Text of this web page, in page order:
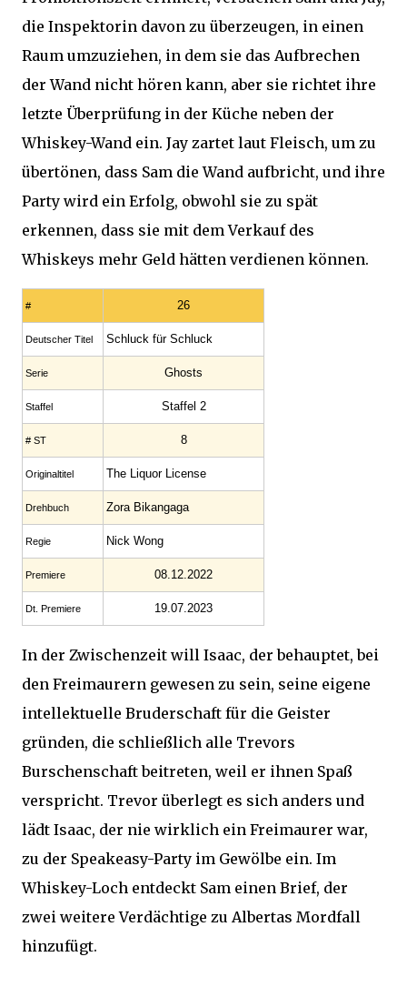
die Inspektorin davon zu überzeugen, in einen
Raum umzuziehen, in dem sie das Aufbrechen
der Wand nicht hören kann, aber sie richtet ihre
letzte Überprüfung in der Küche neben der
Whiskey-Wand ein. Jay zartet laut Fleisch, um zu
übertönen, dass Sam die Wand aufbricht, und ihre
Party wird ein Erfolg, obwohl sie zu spät
erkennen, dass sie mit dem Verkauf des
Whiskeys mehr Geld hätten verdienen können.
# 26
Deutscher Titel Schluck für Schluck
Serie Ghosts
Staffel Staffel 2
# ST 8
Originaltitel The Liquor License
Drehbuch Zora Bikangaga
Regie Nick Wong
Premiere 08.12.2022
Dt. Premiere 19.07.2023
In der Zwischenzeit will Isaac, der behauptet, bei
den Freimaurern gewesen zu sein, seine eigene
intellektuelle Bruderschaft für die Geister
gründen, die schließlich alle Trevors
Burschenschaft beitreten, weil er ihnen Spaß
verspricht. Trevor überlegt es sich anders und
lädt Isaac, der nie wirklich ein Freimaurer war,
zu der Speakeasy-Party im Gewölbe ein. Im
Whiskey-Loch entdeckt Sam einen Brief, der
zwei weitere Verdächtige zu Albertas Mordfall
hinzufügt.